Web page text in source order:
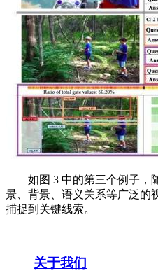
如图 3 中的第三个例子，
景、背景、语义关系等广泛的
捕捉到关键线索。
关于我们